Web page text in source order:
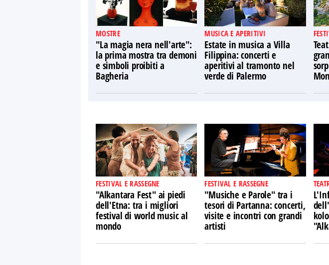
MOSTRE
"La magia nera nell'arte":
la prima mostra tra demoni
e simboli proibiti a
Bagheria
MUSICA E APERITIVI
Estate in musica a Villa
Filippina: concerti e
aperitivi al tramonto nel
verde di Palermo
FESTIVAL E RASSEGNE
"Alkantara Fest" ai piedi
dell'Etna: tra i migliori
festival di world music al
mondo
FESTIVAL E RASSEGNE
"Musiche e Parole" tra i
tesori di Partanna: concerti,
visite e incontri con grandi
artisti